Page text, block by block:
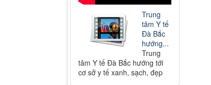
Trung
tâm Y tế
Đà Bắc
hướng...
Trung
tâm Y tế Đà Bắc hướng tới
cơ sở y tế xanh, sạch, đẹp